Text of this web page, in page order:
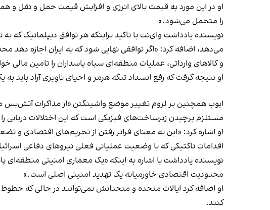
او در این مورد به قیمت بالای انرژی و افزایش قیمت حمل و نقل و
را متحمل می‌شود.»
نویسنده یادداشت وای‌نت با تاکید براینکه هر توافق دیپلماتیک که
می‌دهد، اضافه کرد: «اگر توافقی نهایی شود که به ایران اجازه
و کالاهای وارداتی، عملیات منطقه‌ای سپاه پاسداران را تامین مالی
او نتیجه گرفت که رفع انسداد تنگه هرمز و احیای ناوبری آزاد باید
ایوب همچنین بر لزوم تغییر موضع واشینگتن «از مذاکرات آتش‌بس
مستلزم برچیدن زیرساخت‌های فیزیکی است که این اختلالات دریایی
او اشاره کرد: ‌«این به معنای فراتر رفتن از تحریم‌های اقتصادی و
اقدامات تاکتیکی که با وضعیت عملیاتی فعلی نیروهای دفاعی
نویسنده یادداشت با اشاره به اینکه «یک معماری امنیتی منطقه‌ای
محدودیت اقتصادی خاورمیانه یک تهدید امنیتی اصلی است.»
او اضافه کرد ایالات متحده و متحدانش نمی‌توانند در حالی که
کنند.